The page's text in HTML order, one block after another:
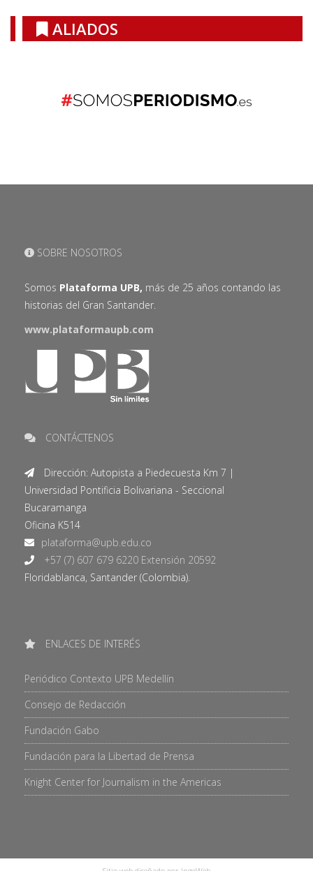
ALIADOS
SOBRE NOSOTROS
Somos Plataforma UPB, más de 25 años contando las
historias del Gran Santander.
www.plataformaupb.com
CONTÁCTENOS
Dirección: Autopista a Piedecuesta Km 7 |
Universidad Pontificia Bolivariana - Seccional
Bucaramanga
Oficina K514
+57 (7) 607 679 6220 Extensión 20592
Floridablanca, Santander (Colombia).
ENLACES DE INTERÉS
Periódico Contexto UPB Medellín
Consejo de Redacción
Fundación Gabo
Fundación para la Libertad de Prensa
Knight Center for Journalism in the Americas